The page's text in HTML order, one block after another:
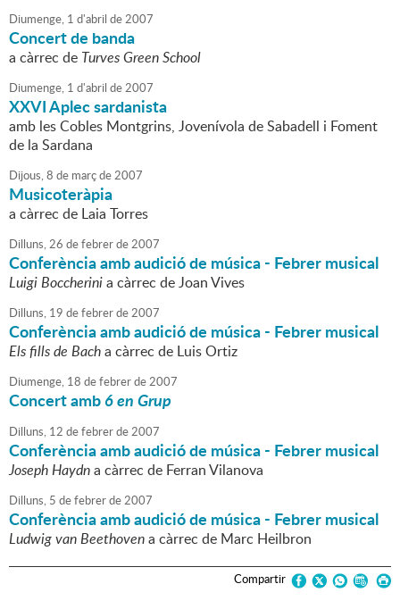
Diumenge, 1 d'abril de2007
Concert de banda
a càrrec de Turves Green School
Diumenge, 1 d'abril de2007
XXVI Aplec sardanista
amb les Cobles Montgrins, Jovenívola de Sabadell i Foment
de la Sardana
Dijous,8 de marçde2007
Musicoteràpia
a càrrec de Laia Torres
Dilluns,26 defebrerde2007
Conferència amb audició de música - Febrer musical
Luigi Boccherinia càrrec de Joan Vives
Dilluns, 19 defebrerde2007
Conferència amb audició de música - Febrer musical
Els fills de Bacha càrrec de Luis Ortiz
Diumenge, 18 defebrerde2007
Concert amb6 en Grup
Dilluns, 12 defebrerde2007
Conferència amb audició de música - Febrer musical
Joseph Haydna càrrec de Ferran Vilanova
Dilluns, 5 defebrerde2007
Conferència amb audició de música - Febrer musical
Ludwig van Beethovena càrrec de Marc Heilbron
Compartir